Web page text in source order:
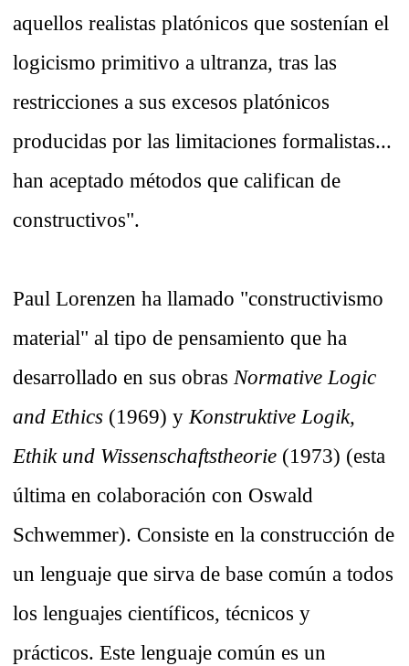
aquellos realistas platónicos que sostenían el
logicismo primitivo a ultranza, tras las
restricciones a sus excesos platónicos
producidas por las limitaciones formalistas...
han aceptado métodos que califican de
constructivos".
Paul Lorenzen ha llamado "constructivismo
material" al tipo de pensamiento que ha
desarrollado en sus obras Normative Logic
and Ethics (1969) y Konstruktive Logik,
Ethik und Wissenschaftstheorie (1973) (esta
última en colaboración con Oswald
Schwemmer). Consiste en la construcción de
un lenguaje que sirva de base común a todos
los lenguajes científicos, técnicos y
prácticos. Este lenguaje común es un